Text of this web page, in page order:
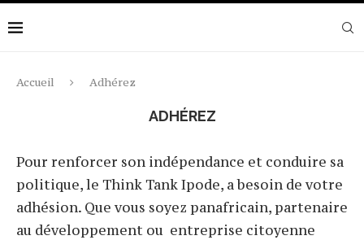
Accueil Adhérez
ADHÉREZ
Pour renforcer son indépendance et conduire sa
politique, le Think Tank Ipode, a besoin de votre
adhésion. Que vous soyez panafricain, partenaire
au développement ou entreprise citoyenne